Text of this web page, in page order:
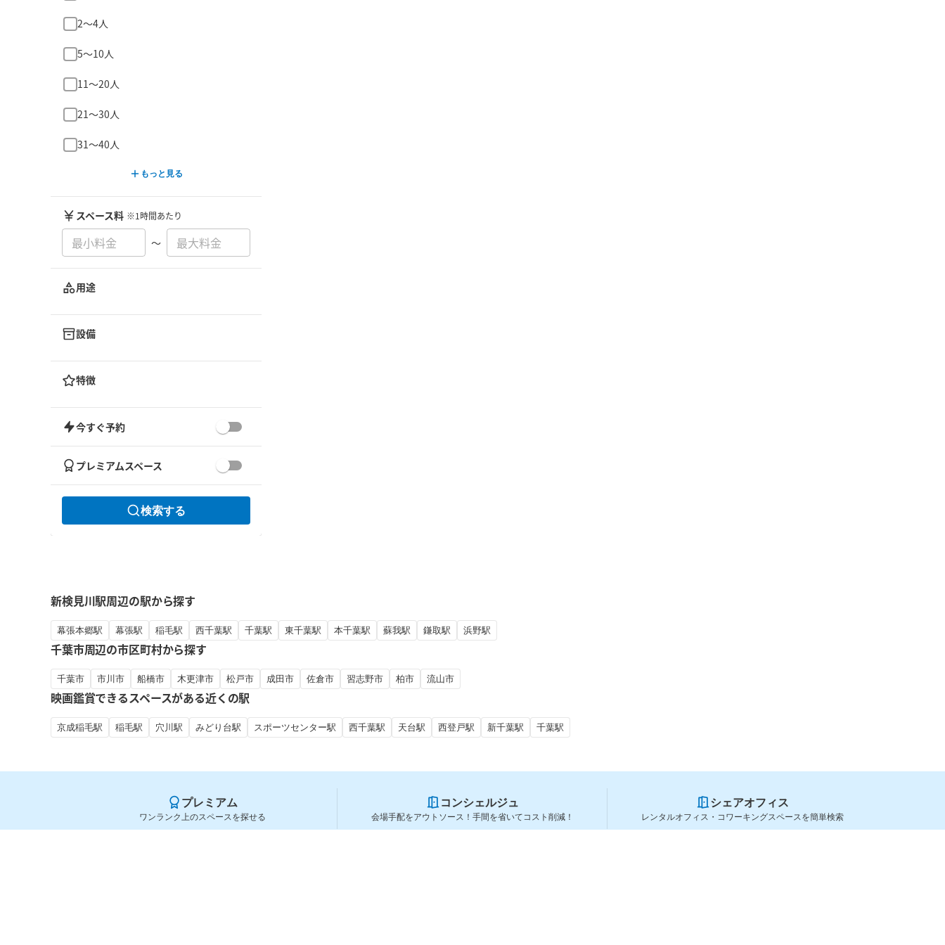
2〜4人
5〜10人
11〜20人
21〜30人
31〜40人
もっと見る
スペース料 ※1時間あたり
〜
用途
設備
特徴
今すぐ予約
プレミアムスペース
検索する
新検見川駅周辺の駅から探す
幕張本郷駅 幕張駅 稲毛駅 西千葉駅 千葉駅 東千葉駅 本千葉駅 蘇我駅 鎌取駅 浜野駅
千葉市周辺の市区町村から探す
千葉市 市川市 船橋市 木更津市 松戸市 成田市 佐倉市 習志野市 柏市 流山市
映画鑑賞できるスペースがある近くの駅
京成稲毛駅 稲毛駅 穴川駅 みどり台駅 スポーツセンター駅 西千葉駅 天台駅 西登戸駅 新千葉駅 千葉駅
プレミアム
ワンランク上のスペースを探せる
コンシェルジュ
会場手配をアウトソース！手間を省いてコスト削減！
シェアオフィス
レンタルオフィス・コワーキングスペースを簡単検索